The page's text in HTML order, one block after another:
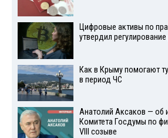
Цифровые активы по
утвердил
Как в Крыму помогают
в период ЧС
Анатолий Аксаков — об
Комитета Госдумы по
VIII созыве